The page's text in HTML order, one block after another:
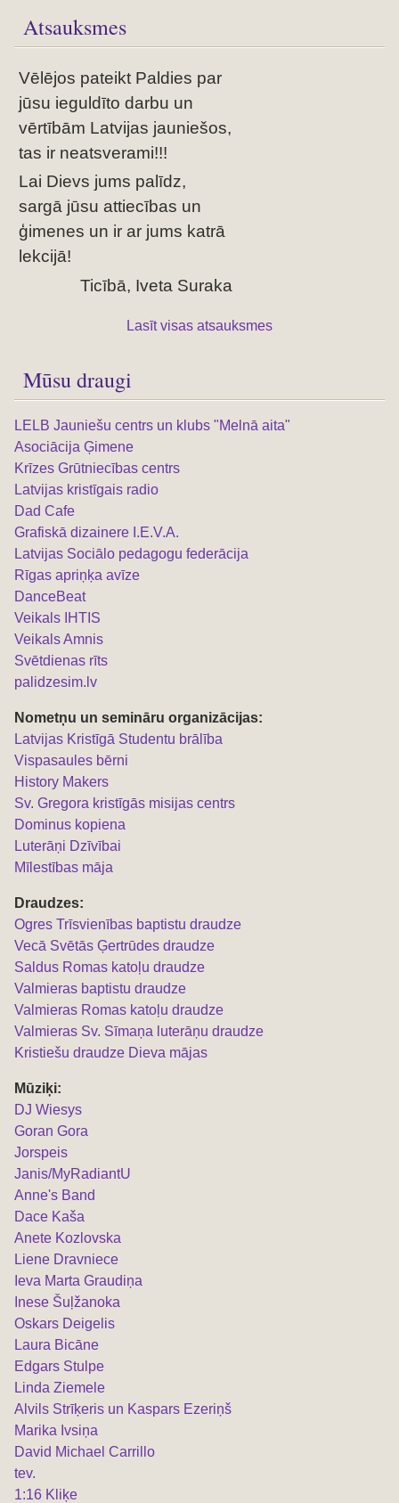
Atsauksmes
Vēlējos pateikt Paldies par
jūsu ieguldīto darbu un
vērtībām Latvijas jauniešos,
tas ir neatsverami!!!
Lai Dievs jums palīdz,
sargā jūsu attiecības un
ģimenes un ir ar jums katrā
lekcijā!
Ticībā, Iveta Suraka
Lasīt visas atsauksmes
Mūsu draugi
LELB Jauniešu centrs un klubs "Melnā aita"
Asociācija Ģimene
Krīzes Grūtniecības centrs
Latvijas kristīgais radio
Dad Cafe
Grafiskā dizainere I.E.V.A.
Latvijas Sociālo pedagogu federācija
Rīgas apriņķa avīze
DanceBeat
Veikals IHTIS
Veikals Amnis
Svētdienas rīts
palidzesim.lv
Nometņu un semināru organizācijas:
Latvijas Kristīgā Studentu brālība
Vispasaules bērni
History Makers
Sv. Gregora kristīgās misijas centrs
Dominus kopiena
Luterāņi Dzīvībai
Mīlestības māja
Draudzes:
Ogres Trīsvienības baptistu draudze
Vecā Svētās Ģertrūdes draudze
Saldus Romas katoļu draudze
Valmieras baptistu draudze
Valmieras Romas katoļu draudze
Valmieras Sv. Sīmaņa luterāņu draudze
Kristiešu draudze Dieva mājas
Mūziķi:
DJ Wiesys
Goran Gora
Jorspeis
Janis/MyRadiantU
Anne's Band
Dace Kaša
Anete Kozlovska
Liene Dravniece
Ieva Marta Graudiņa
Inese Šuļžanoka
Oskars Deigelis
Laura Bicāne
Edgars Stulpe
Linda Ziemele
Alvils Strīķeris un Kaspars Ezeriņš
Marika Ivsiņa
David Michael Carrillo
tev.
1:16 Kliķe